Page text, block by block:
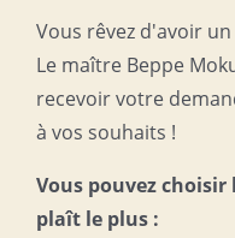
Vous rêvez d'avoir
Le maître Beppe
recevoir votre
à vos souhaits !
Vous pouvez
plaît le plus :